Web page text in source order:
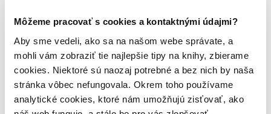
Môžeme pracovať s cookies a kontaktnými údajmi?
Aby sme vedeli, ako sa na našom webe správate, a
mohli vám zobraziť tie najlepšie tipy na knihy, zbierame
cookies. Niektoré sú naozaj potrebné a bez nich by naša
stránka vôbec nefungovala. Okrem toho používame
analytické cookies, ktoré nám umožňujú zisťovať, ako
O nás
Náš príbeh
Galéria Martinusu
Zodpovednosť
Sme B Corp